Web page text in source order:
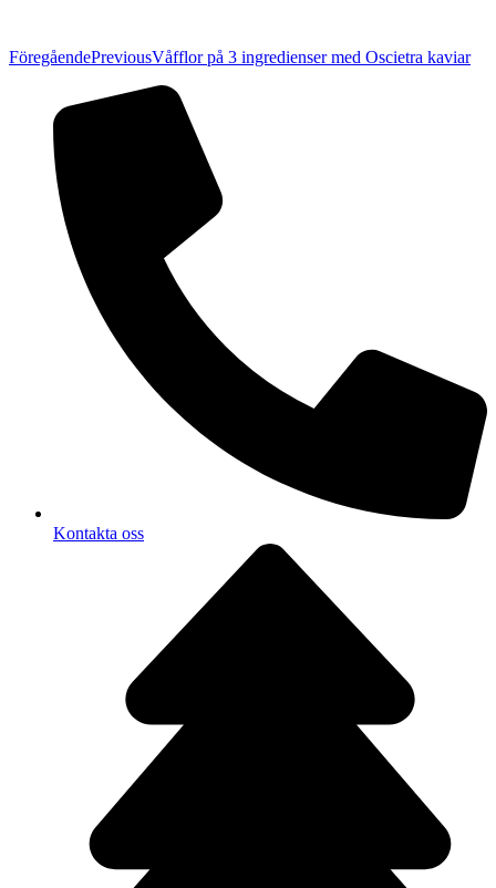
FöregåendePreviousVåfflor på 3 ingredienser med Oscietra kaviar
Kontakta oss